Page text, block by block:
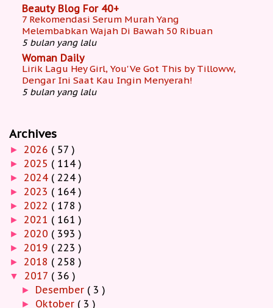
Beauty Blog For 40+
7 Rekomendasi Serum Murah Yang
Melembabkan Wajah Di Bawah 50 Ribuan
5 bulan yang lalu
Woman Daily
Lirik Lagu Hey Girl, You'Ve Got This by Tilloww,
Dengar Ini Saat Kau Ingin Menyerah!
5 bulan yang lalu
Archives
► 2026 ( 57 )
► 2025 ( 114 )
► 2024 ( 224 )
► 2023 ( 164 )
► 2022 ( 178 )
► 2021 ( 161 )
► 2020 ( 393 )
► 2019 ( 223 )
► 2018 ( 258 )
▼ 2017 ( 36 )
► Desember ( 3 )
► Oktober ( 3 )